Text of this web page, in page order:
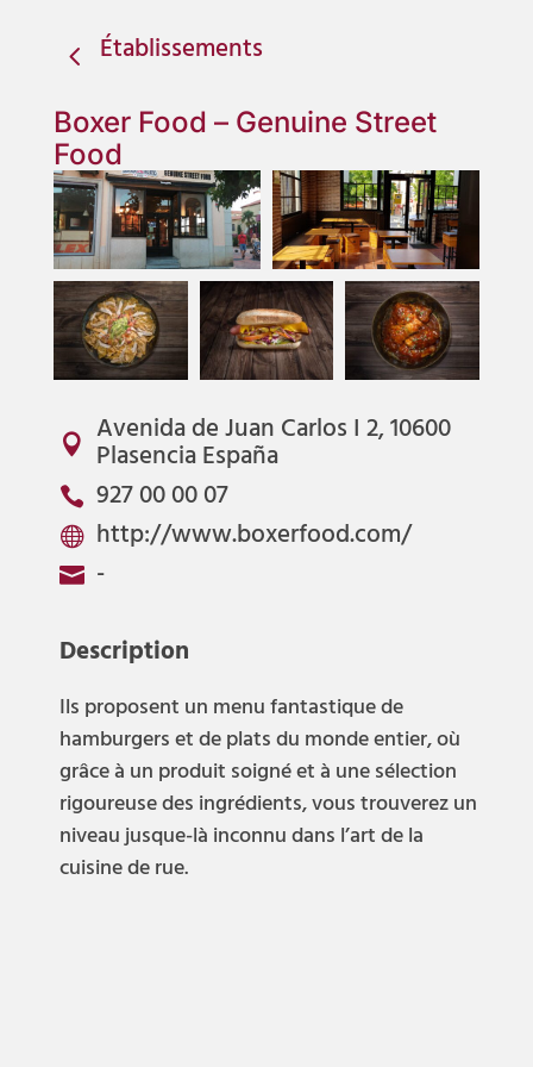
4 Établissements
Boxer Food – Genuine Street
Food
 Avenida de Juan Carlos I 2, 10600
Plasencia España
 927 00 00 07
 http://www.boxerfood.com/
 -
Description
Ils proposent un menu fantastique de
hamburgers et de plats du monde entier, où
grâce à un produit soigné et à une sélection
rigoureuse des ingrédients, vous trouverez un
niveau jusque-là inconnu dans l’art de la
cuisine de rue.